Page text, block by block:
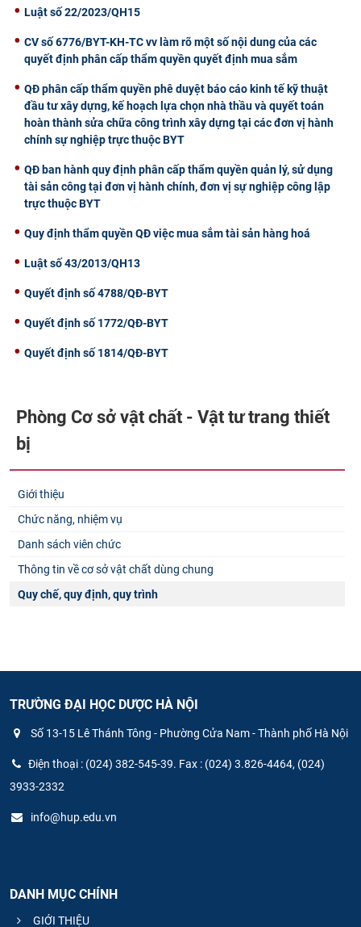
Luật số 22/2023/QH15
CV số 6776/BYT-KH-TC vv làm rõ một số nội dung của các
quyết định phân cấp thẩm quyền quyết định mua sắm
QĐ phân cấp thẩm quyền phê duyệt báo cáo kinh tế kỹ thuật
đầu tư xây dựng, kế hoạch lựa chọn nhà thầu và quyết toán
hoàn thành sửa chữa công trình xây dựng tại các đơn vị hành
chính sự nghiệp trực thuộc BYT
QĐ ban hành quy định phân cấp thẩm quyền quản lý, sử dụng
tài sản công tại đơn vị hành chính, đơn vị sự nghiệp công lập
trực thuộc BYT
Quy định thẩm quyền QĐ việc mua sắm tài sản hàng hoá
Luật số 43/2013/QH13
Quyết định số 4788/QĐ-BYT
Quyết định số 1772/QĐ-BYT
Quyết định số 1814/QĐ-BYT
Phòng Cơ sở vật chất - Vật tư trang thiết
bị
Giới thiệu
Chức năng, nhiệm vụ
Danh sách viên chức
Thông tin về cơ sở vật chất dùng chung
Quy chế, quy định, quy trình
TRƯỜNG ĐẠI HỌC DƯỢC HÀ NỘI
Số 13-15 Lê Thánh Tông - Phường Cửa Nam - Thành phố Hà Nội
Điện thoại : (024) 382-545-39. Fax : (024) 3.826-4464, (024)
3933-2332
info@hup.edu.vn
DANH MỤC CHÍNH
GIỚI THIỆU